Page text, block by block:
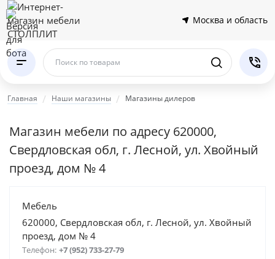
Москва и область
Поиск по товарам
Главная Наши магазины Магазины дилеров
Магазин мебели по адресу 620000,
Свердловская обл, г. Лесной, ул. Хвойный
проезд, дом № 4
Мебель
620000, Свердловская обл, г. Лесной, ул. Хвойный
проезд, дом № 4
Телефон: +7 (952) 733-27-79